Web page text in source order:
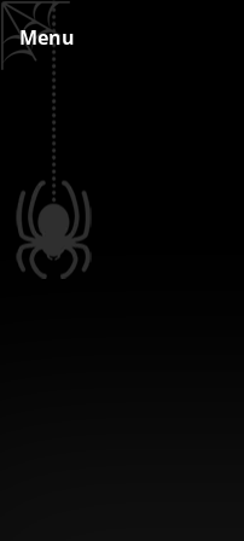
Skip
to
content
Menu